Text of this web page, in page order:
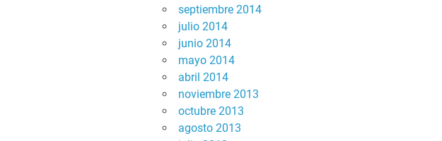
septiembre 2014
julio 2014
junio 2014
mayo 2014
abril 2014
noviembre 2013
octubre 2013
agosto 2013